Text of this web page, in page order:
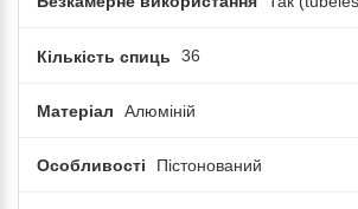
Кількість спиць 36
Матеріал Алюміній
Особливості Пістонований